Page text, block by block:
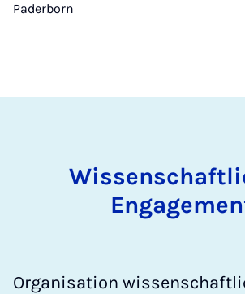
Paderborn
Organisation